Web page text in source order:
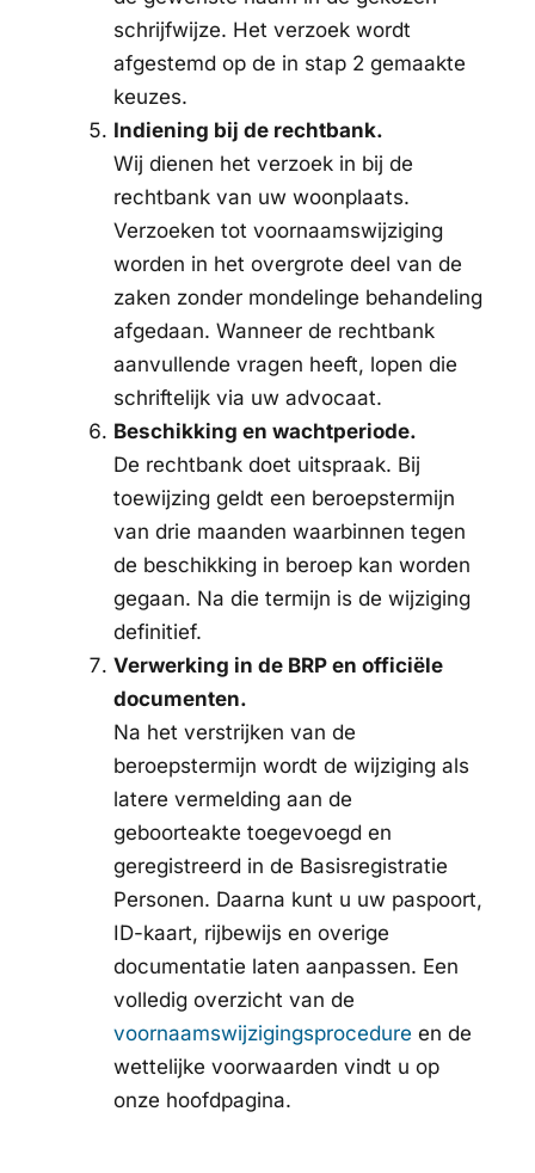
schrijfwijze. Het verzoek wordt
afgestemd op de in stap 2 gemaakte
keuzes.
Indiening bij de rechtbank.
Wij dienen het verzoek in bij de
rechtbank van uw woonplaats.
Verzoeken tot voornaamswijziging
worden in het overgrote deel van de
zaken zonder mondelinge behandeling
afgedaan. Wanneer de rechtbank
aanvullende vragen heeft, lopen die
schriftelijk via uw advocaat.
Beschikking en wachtperiode.
De rechtbank doet uitspraak. Bij
toewijzing geldt een beroepstermijn
van drie maanden waarbinnen tegen
de beschikking in beroep kan worden
gegaan. Na die termijn is de wijziging
definitief.
Verwerking in de BRP en officiële
documenten.
Na het verstrijken van de
beroepstermijn wordt de wijziging als
latere vermelding aan de
geboorteakte toegevoegd en
geregistreerd in de Basisregistratie
Personen. Daarna kunt u uw paspoort,
ID-kaart, rijbewijs en overige
documentatie laten aanpassen. Een
volledig overzicht van de
voornaamswijzigingsprocedure en de
wettelijke voorwaarden vindt u op
onze hoofdpagina.